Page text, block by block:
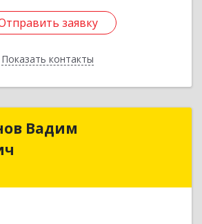
заявку
Показать контакты
заявку
Назад
Вадим
ИП Епифанов Вадим